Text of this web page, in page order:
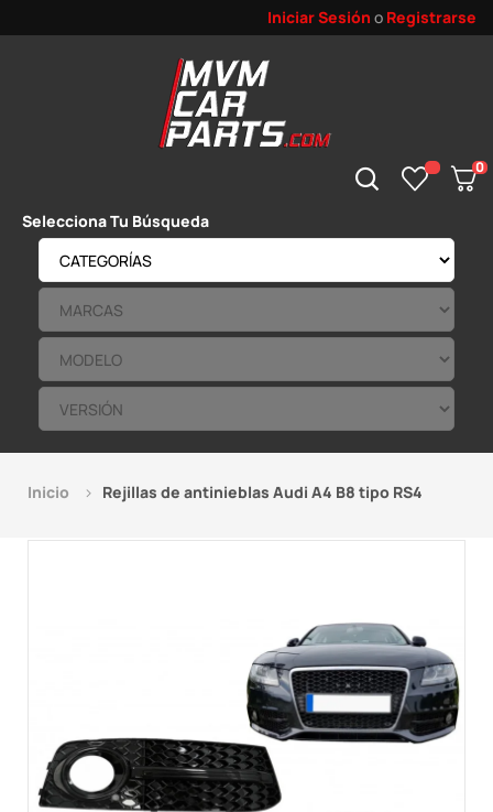
Iniciar Sesión o Registrarse
0
Selecciona Tu Búsqueda
Inicio Rejillas de antinieblas Audi A4 B8 tipo RS4